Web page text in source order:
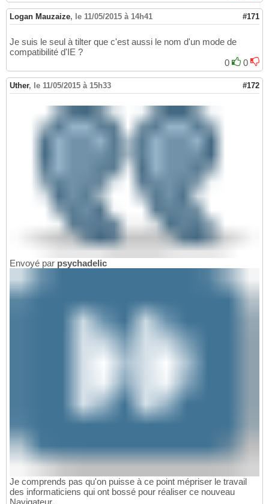
Logan Mauzaize, le 11/05/2015 à 14h41 #171
Je suis le seul à tilter que c'est aussi le nom d'un mode de
compatibilité d'IE ?
0
0
Uther, le 11/05/2015 à 15h33 #172
Envoyé par psychadelic
Je comprends pas qu'on puisse à ce point mépriser le travail
des informaticiens qui ont bossé pour réaliser ce nouveau
Navigateur.